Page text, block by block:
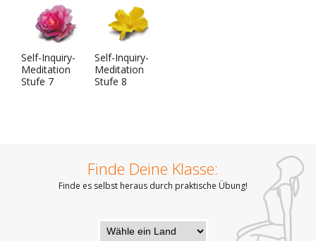
Self-Inquiry-
Meditation
Stufe 7
Self-Inquiry-
Meditation
Stufe 8
Finde Deine Klasse:
Finde es selbst heraus durch praktische Übung!